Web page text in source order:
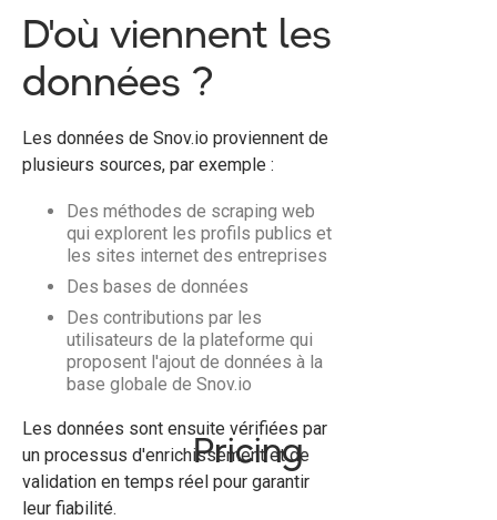
D'où viennent les
données ?
Les données de Snov.io proviennent de
plusieurs sources, par exemple :
Des méthodes de scraping web
qui explorent les profils publics et
les sites internet des entreprises
Des bases de données
Des contributions par les
utilisateurs de la plateforme qui
proposent l'ajout de données à la
base globale de Snov.io
Les données sont ensuite vérifiées par
un processus d'enrichissement et de
validation en temps réel pour garantir
leur fiabilité.
Pricing